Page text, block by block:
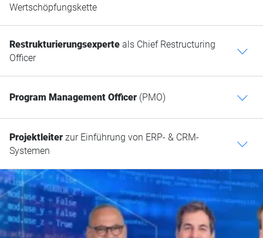
Wertschöpfungskette
Restrukturierungsexperte als Chief Restructuring
Officer
c
Program Management Officer (PMO) c
Projektleiter zur Einführung von ERP- & CRM-
Systemen
c